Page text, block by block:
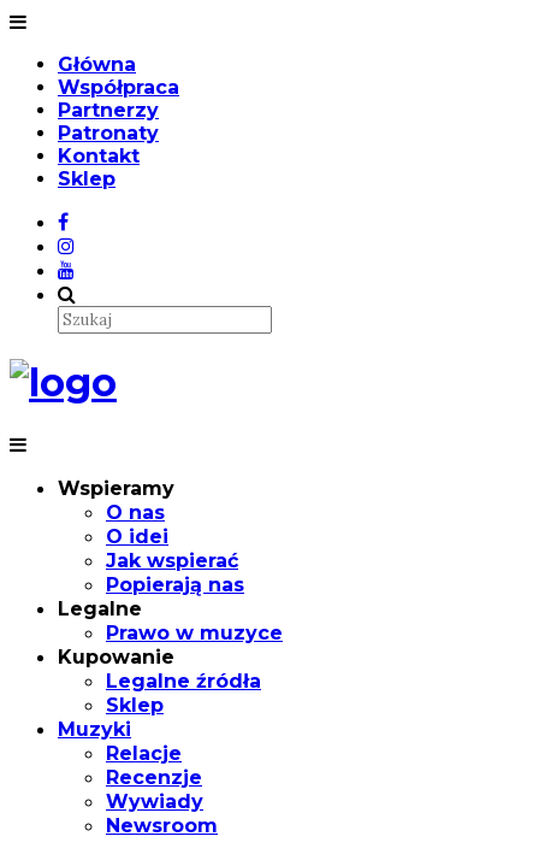
Główna
Współpraca
Partnerzy
Patronaty
Kontakt
Sklep
Wspieramy
O nas
O idei
Jak wspierać
Popierają nas
Legalne
Prawo w muzyce
Kupowanie
Legalne źródła
Sklep
Muzyki
Relacje
Recenzje
Wywiady
Newsroom